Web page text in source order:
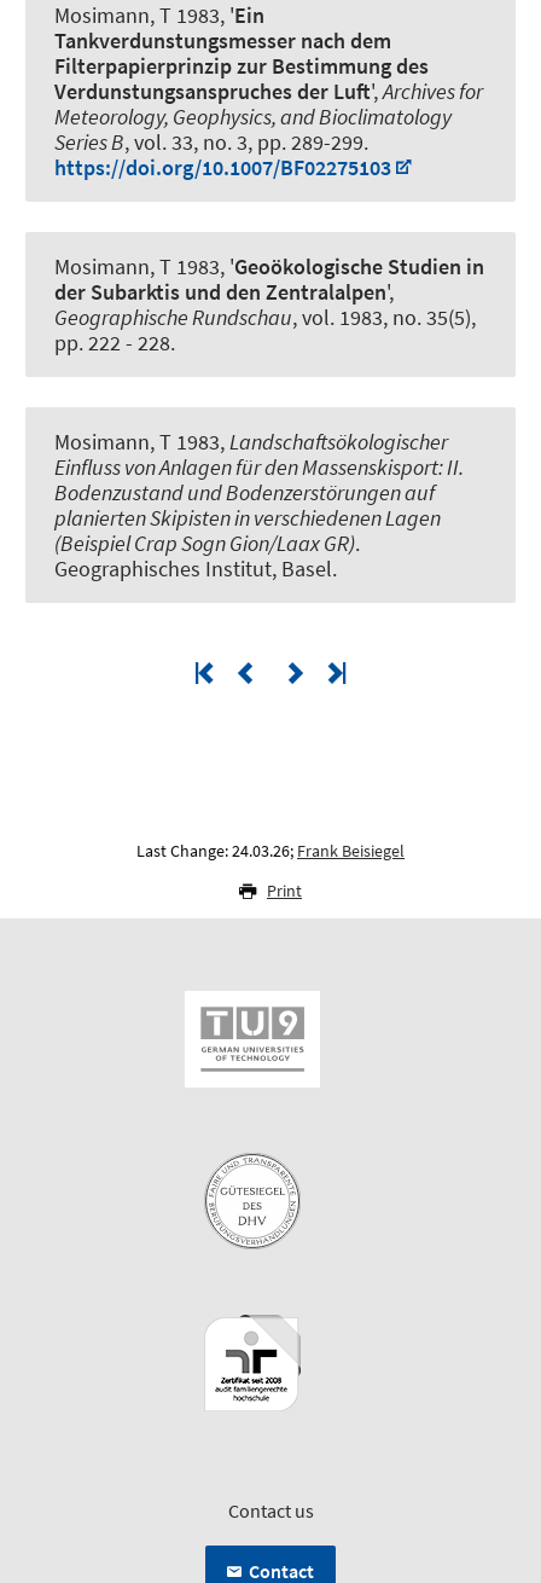
Mosimann, T 1983, 'Ein
Tankverdunstungsmesser nach dem
Filterpapierprinzip zur Bestimmung des
Verdunstungsanspruches der Luft',Archives for
Meteorology, Geophysics, and Bioclimatology
Series B, vol. 33, no. 3, pp. 289-299.
https://doi.org/10.1007/BF02275103
Mosimann, T 1983, 'Geoökologische Studien in
der Subarktis und den Zentralalpen',
Geographische Rundschau, vol. 1983, no. 35(5),
pp. 222 - 228.
Mosimann, T 1983,Landschaftsökologischer
Einfluss von Anlagen für den Massenskisport: II.
Bodenzustand und Bodenzerstörungen auf
planierten Skipisten in verschiedenen Lagen
(Beispiel Crap Sogn Gion/Laax GR).
Geographisches Institut, Basel.
Last Change: 24.03.26; Frank Beisiegel
Print
Contact us
Contact